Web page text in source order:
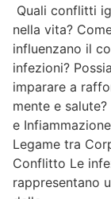
Quali conflitti
nella vita?
influenzano il
infezioni?
imparare a
mente e
e
Legame tra
Conflitto Le
rappresentano